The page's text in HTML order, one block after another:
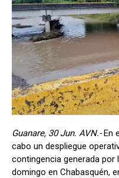
Guanare, 30 Jun. AVN.-En
cabo un despliegue
contingencia generada
domingo en Chabasquén,